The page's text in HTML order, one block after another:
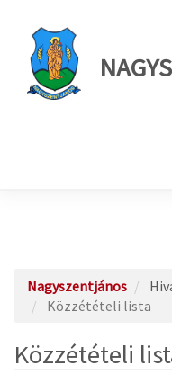
Nagyszentjános
Közzétételi lista
Közzétételi